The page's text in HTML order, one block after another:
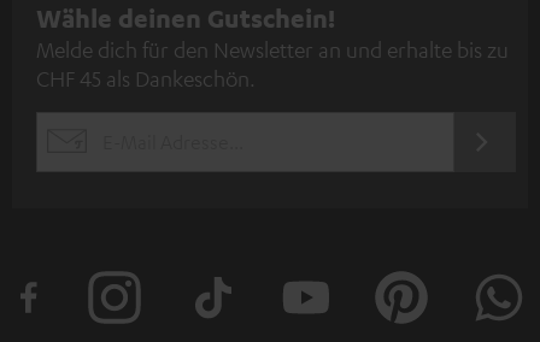
N
e
w
e
Wähle deinen Gutschein!
Melde dich für den Newsletter an und erhalte bis zu
CHF 45 als Dankeschön.